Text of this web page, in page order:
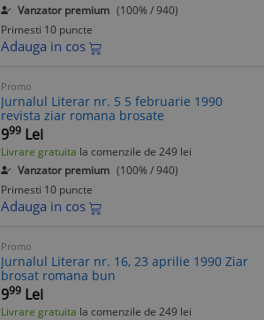
Vanzator premium (100% / 940)
Primesti 10 puncte
Adauga in cos
Promo
Jurnalul Literar nr. 5 5 februarie 1990
revista ziar romana brosate
999 Lei
Livrare gratuita la comenzile de 249 lei
Vanzator premium (100% / 940)
Primesti 10 puncte
Adauga in cos
Promo
Jurnalul Literar nr. 16, 23 aprilie 1990 Ziar
brosat romana bun
999 Lei
Livrare gratuita la comenzile de 249 lei